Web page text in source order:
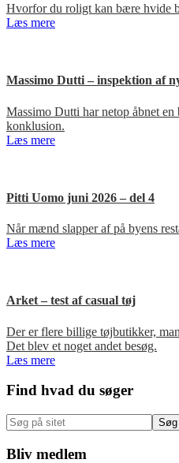
Hvorfor du roligt kan bære hvide
Læs mere
Massimo Dutti – inspektion af
Massimo Dutti har netop åbnet
konklusion.
Læs mere
Pitti Uomo juni 2026 – del 4
Når mænd slapper af på byens
Læs mere
Arket – test af casual tøj
Der er flere billige tøjbutikker,
Det blev et noget andet besøg.
Læs mere
Primær
Sidebar
Find hvad du søger
Søg
på
sitet
Bliv medlem